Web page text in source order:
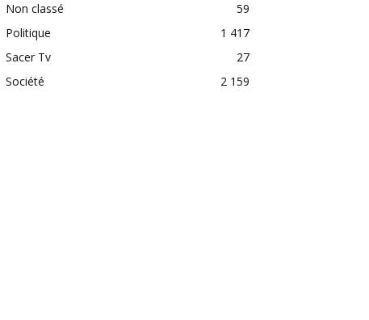
Non classé
59
Politique
1 417
Sacer Tv
27
Société
2 159